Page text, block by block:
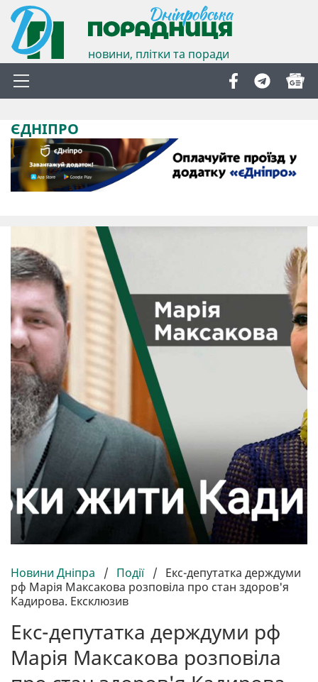
новини, плітки та поради
ЄДНІПРО
Новини Дніпра / Події / Екс-депутатка держдуми
рф Марія Максакова розповіла про стан здоров'я
Кадирова. Ексклюзив
Екс-депутатка держдуми рф
Марія Максакова розповіла